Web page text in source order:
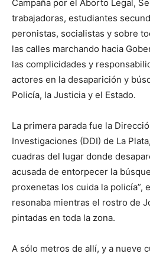
Campaña por el Aborto Legal,
trabajadoras, estudiantes
peronistas, socialistas y sobre
las calles marchando hacia
las complicidades y
actores en la desaparición y
Policía, la Justicia y el Estado.
La primera parada fue la
Investigaciones (DDI) de La
cuadras del lugar donde
acusada de entorpecer la
proxenetas los cuida la policía”,
resonaba mientras el rostro de
pintadas en toda la zona.
A sólo metros de allí, y a nueve